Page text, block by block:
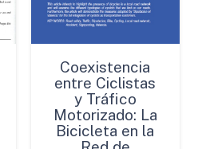
Coexistencia
entre Ciclistas
y Tráfico
Motorizado: La
Bicicleta en la